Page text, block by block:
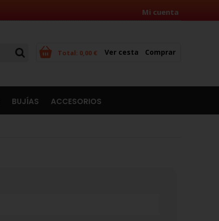
Mi cuenta
Total: 0,00 € Ver cesta Comprar
BUJÍAS ACCESORIOS